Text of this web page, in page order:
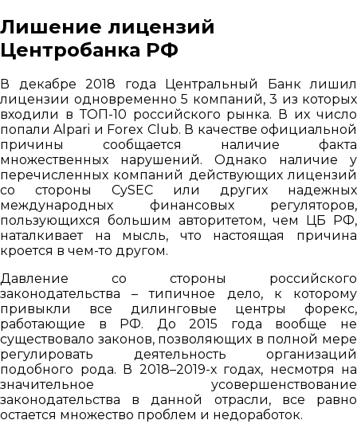
Лишение лицензий
Центробанка РФ
В декабре 2018 года Центральный Банк лишил
лицензии одновременно 5 компаний, 3 из которых
входили в ТОП-10 российского рынка. В их число
попали Alpari и Forex Club. В качестве официальной
причины сообщается наличие факта
множественных нарушений. Однако наличие у
перечисленных компаний действующих лицензий
со стороны CySEC или других надежных
международных финансовых регуляторов,
пользующихся большим авторитетом, чем ЦБ РФ,
наталкивает на мысль, что настоящая причина
кроется в чем-то другом.
Давление со стороны российского
законодательства – типичное дело, к которому
привыкли все дилинговые центры форекс,
работающие в РФ. До 2015 года вообще не
существовало законов, позволяющих в полной мере
регулировать деятельность организаций
подобного рода. В 2018–2019-х годах, несмотря на
значительное усовершенствование
законодательства в данной отрасли, все равно
остается множество проблем и недоработок.